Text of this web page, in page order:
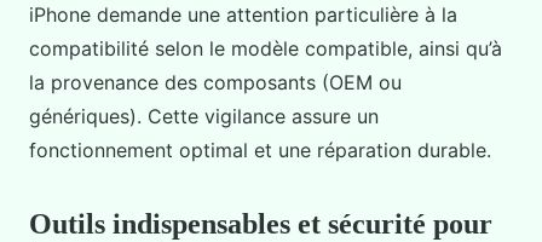
iPhone demande une attention particulière à la
compatibilité selon le modèle compatible, ainsi qu’à
la provenance des composants (OEM ou
génériques). Cette vigilance assure un
fonctionnement optimal et une réparation durable.
Outils indispensables et sécurité pour